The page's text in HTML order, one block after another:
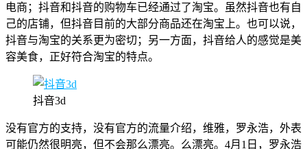
电商；抖音和抖音的购物车已经通过了淘宝。虽然抖音也有自
己的店铺，但抖音目前的大部分商品还在淘宝上。也可以说，
抖音与淘宝的关系更为密切；另一方面，抖音给人的感觉是美
容美食，正好符合淘宝的特点。
抖音3d
没有官方的支持，没有官方的流量介绍，维雅，罗永浩，外表
可能仍然很明亮，但不会那么漂亮。么漂亮。4月1日，罗永浩